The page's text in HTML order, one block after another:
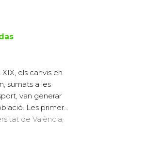
els canvis en
sumats a les
van generar
Les primer...
de València,